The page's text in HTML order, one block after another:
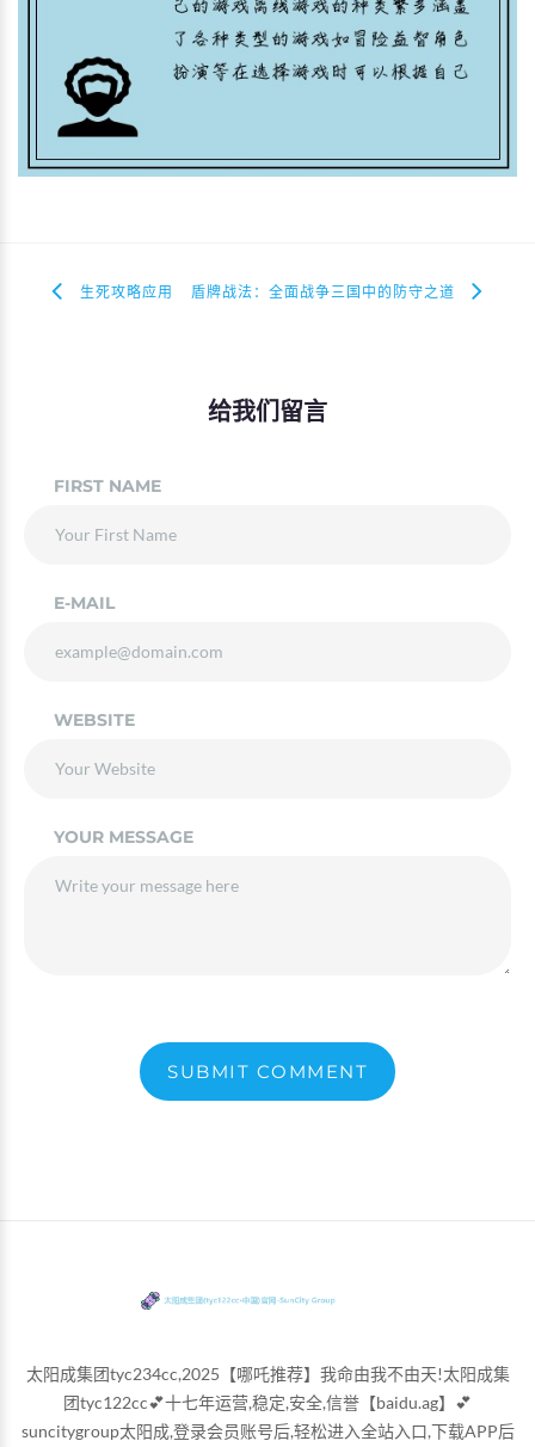
生死攻略应用 盾牌战法：全面战争三国中的防守之道
给我们留言
FIRST NAME
E-MAIL
WEBSITE
YOUR MESSAGE
SUBMIT COMMENT
太阳成集团tyc234cc,2025【哪吒推荐】我命由我不由天!太阳成集
团tyc122cc💕十七年运营,稳定,安全,信誉【baidu.ag】💕
suncitygroup太阳成,登录会员账号后,轻松进入全站入口,下载APP后